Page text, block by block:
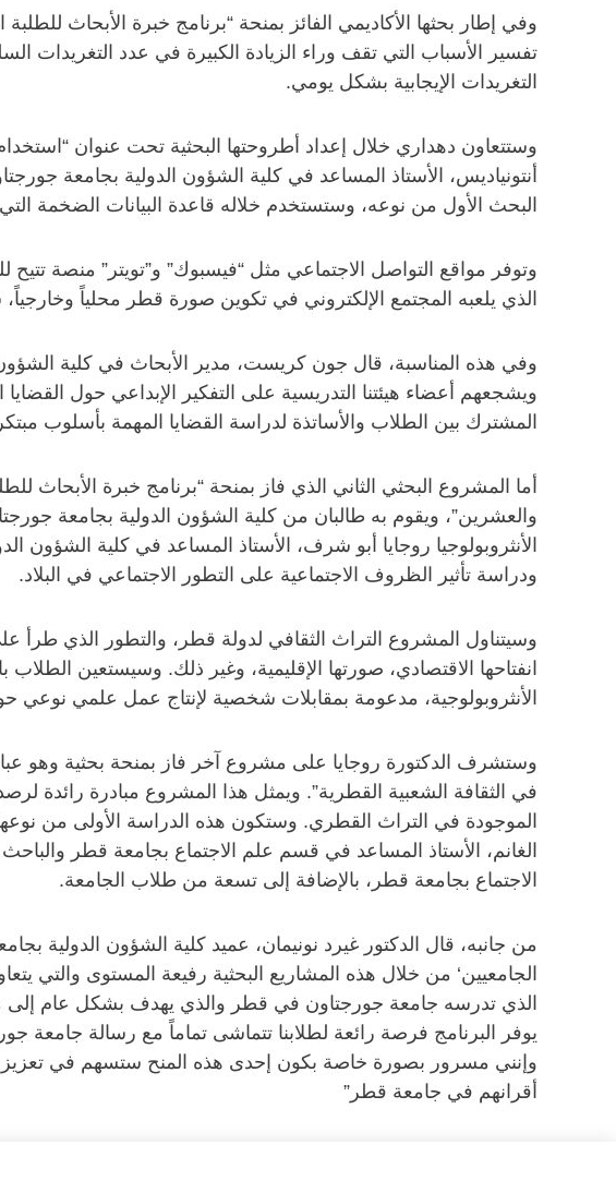
وفي إطار بحثها الأكاديمي الفائز بمنحة “برنامج خبرة الأبحاث
تفسير الأسباب التي تقف وراء الزيادة الكبيرة في عدد التغريدات
التغريدات الإيجابية بشكل يومي.
وستتعاون دهداري خلال إعداد أطروحتها البحثية تحت عنوان
أنتونياديس، الأستاذ المساعد في كلية الشؤون الدولية بجامعة
البحث الأول من نوعه، وستستخدم خلاله قاعدة البيانات الضخمة التي
وتوفر مواقع التواصل الاجتماعي مثل “فيسبوك” و”تويتر” منصة
الذي يلعبه المجتمع الإلكتروني في تكوين صورة قطر محلياً
وفي هذه المناسبة، قال جون كريست، مدير الأبحاث في كلية الشؤون
ويشجعهم أعضاء هيئتنا التدريسية على التفكير الإبداعي حول
المشترك بين الطلاب والأساتذة لدراسة القضايا المهمة بأسلوب
أما المشروع البحثي الثاني الذي فاز بمنحة “برنامج خبرة الأبحاث
والعشرين”، ويقوم به طالبان من كلية الشؤون الدولية بجامعة
الأنثروبولوجيا روجايا أبو شرف، الأستاذ المساعد في كلية
ودراسة تأثير الظروف الاجتماعية على التطور الاجتماعي في البلاد.
وسيتناول المشروع التراث الثقافي لدولة قطر، والتطور الذي طرأ
انفتاحها الاقتصادي، صورتها الإقليمية، وغير ذلك. وسيستعين الطلاب
الأنثروبولوجية، مدعومة بمقابلات شخصية لإنتاج عمل علمي
وستشرف الدكتورة روجايا على مشروع آخر فاز بمنحة بحثية وهو
في الثقافة الشعبية القطرية”. ويمثل هذا المشروع مبادرة رائدة
الموجودة في التراث القطري. وستكون هذه الدراسة الأولى من
الغانم، الأستاذ المساعد في قسم علم الاجتماع بجامعة قطر
الاجتماع بجامعة قطر، بالإضافة إلى تسعة من طلاب الجامعة.
من جانبه، قال الدكتور غيرد نونيمان، عميد كلية الشؤون الدولية
الجامعيين‘ من خلال هذه المشاريع البحثية رفيعة المستوى والتي
الذي تدرسه جامعة جورجتاون في قطر والذي يهدف بشكل عام إلى
يوفر البرنامج فرصة رائعة لطلابنا تتماشى تماماً مع رسالة جامعة
وإنني مسرور بصورة خاصة بكون إحدى هذه المنح ستسهم في تعزيز
أقرانهم في جامعة قطر”